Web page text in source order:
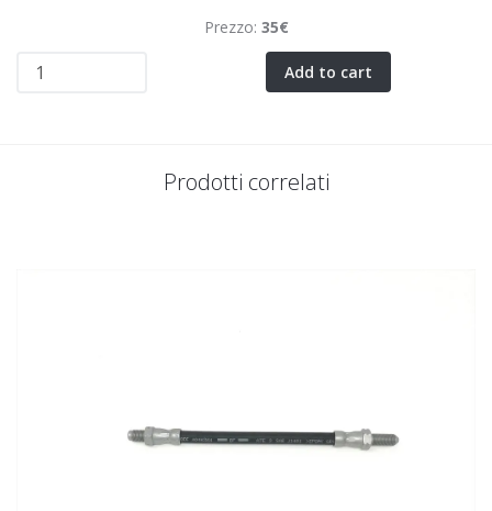
Prezzo: 35€
Add to cart
Prodotti correlati